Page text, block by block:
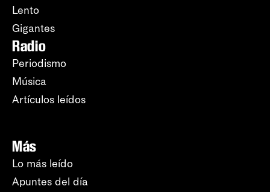
Lento
Gigantes
Radio
Periodismo
Música
Artículos leídos
Más
Lo más leído
Apuntes del día